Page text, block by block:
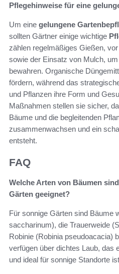
Pflegehinweise für eine
Um eine gelungene
sollten Gärtner einige wichtige
zählen regelmäßiges Gießen,
sowie der Einsatz von Mulch,
bewahren. Organische
fördern, während das
und Pflanzen ihre Form und
Maßnahmen stellen sie sicher,
Bäume und die begleitenden
zusammenwachsen und ein
entsteht.
FAQ
Welche Arten von Bäumen
Gärten geeignet?
Für sonnige Gärten sind Bäume
saccharinum), die Trauerweide
Robinie (Robinia pseudoacacia)
verfügen über dichtes Laub, das
und ideal für sonnige Standorte